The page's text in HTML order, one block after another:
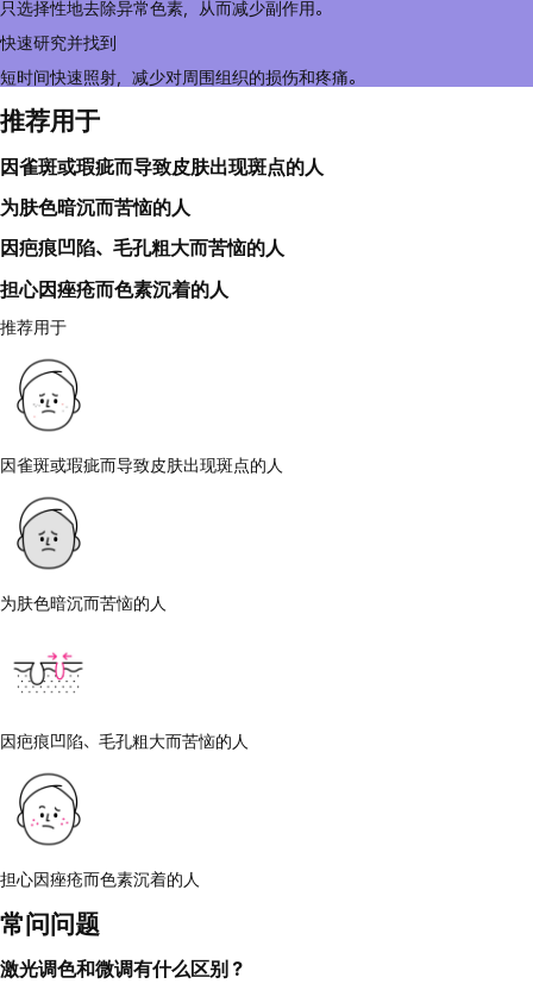
只选择性地去除异常色素，从而减少副作用。
快速研究并找到
短时间快速照射，减少对周围组织的损伤和疼痛。
推荐用于
因雀斑或瑕疵而导致皮肤出现斑点的人
为肤色暗沉而苦恼的人
因疤痕凹陷、毛孔粗大而苦恼的人
担心因痤疮而色素沉着的人
推荐用于
因雀斑或瑕疵而导致皮肤出现斑点的人
为肤色暗沉而苦恼的人
因疤痕凹陷、毛孔粗大而苦恼的人
担心因痤疮而色素沉着的人
常问问题
激光调色和微调有什么区别？